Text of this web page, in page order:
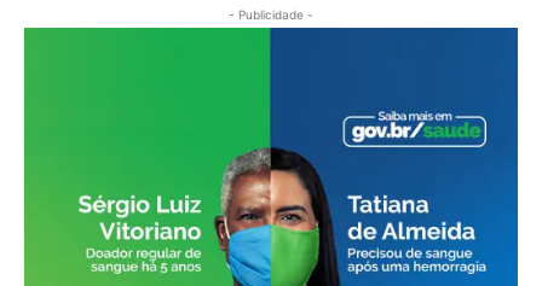
- Publicidade -